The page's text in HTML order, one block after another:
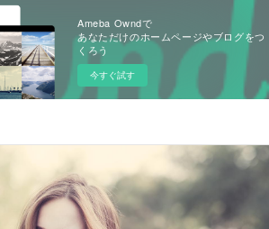
Ameba Owndで
あなただけのホームページやブログをつ
くろう
今すぐ試す